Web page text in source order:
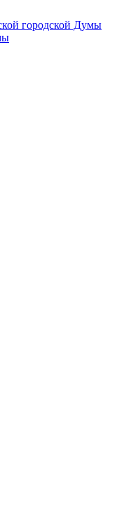
городской Думы